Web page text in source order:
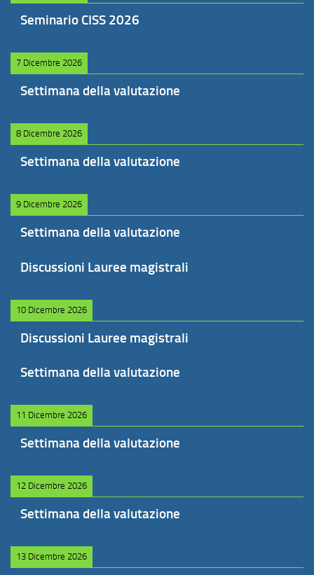
Seminario CISS 2026
7 Dicembre 2026
Settimana della valutazione
8 Dicembre 2026
Settimana della valutazione
9 Dicembre 2026
Settimana della valutazione
Discussioni Lauree magistrali
10 Dicembre 2026
Discussioni Lauree magistrali
Settimana della valutazione
11 Dicembre 2026
Settimana della valutazione
12 Dicembre 2026
Settimana della valutazione
13 Dicembre 2026